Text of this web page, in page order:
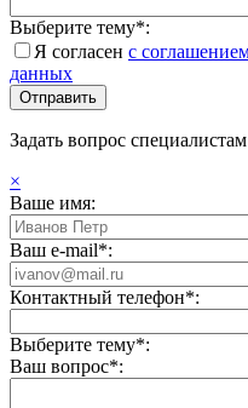
Выберите тему*:
Я согласен с
данных
Задать вопрос специалистам
×
Ваше имя:
Ваш e-mail*:
Контактный телефон*:
Выберите тему*:
Ваш вопрос*: